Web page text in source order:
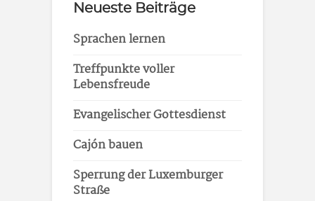
Neueste Beiträge
Sprachen lernen
Treffpunkte voller
Lebensfreude
Evangelischer Gottesdienst
Cajón bauen
Sperrung der Luxemburger
Straße